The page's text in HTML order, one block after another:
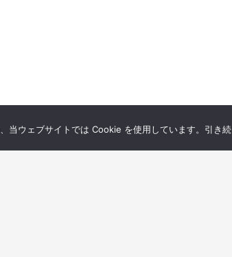
当ウェブサイトでは Cookie を使用しています。引き